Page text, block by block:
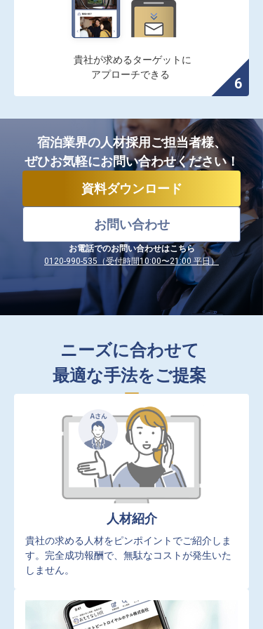
貴社が求めるターゲットに
アプローチできる
宿泊業界の人材採用ご担当者様、
ぜひお気軽にお問い合わせください！
お問い合わせ
資料ダウンロード
お電話でのお問い合わせはこちら
0120-990-535（受付時間10:00〜21:00 平日）
ニーズに合わせて
最適な手法をご提案
人材紹介
貴社の求める人材をピンポイントでご紹介しま
す。完全成功報酬で、無駄なコストが発生いた
しません。